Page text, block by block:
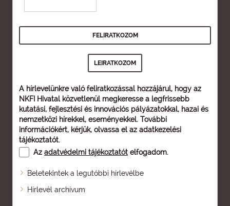
A hírlevelünkre való feliratkozással hozzájárul, hogy az
NKFI Hivatal közvetlenül megkeresse a legfrissebb
kutatási, fejlesztési és innovációs pályázatokkal, hazai és
nemzetközi hírekkel, eseményekkel. További
információkért, kérjük, olvassa el az adatkezelési
tájékoztatót.
Az adatvédelmi tájékoztatót elfogadom.
Beletekintek a legutóbbi hírlevélbe
Hírlevél archívum
Oldaltérkép